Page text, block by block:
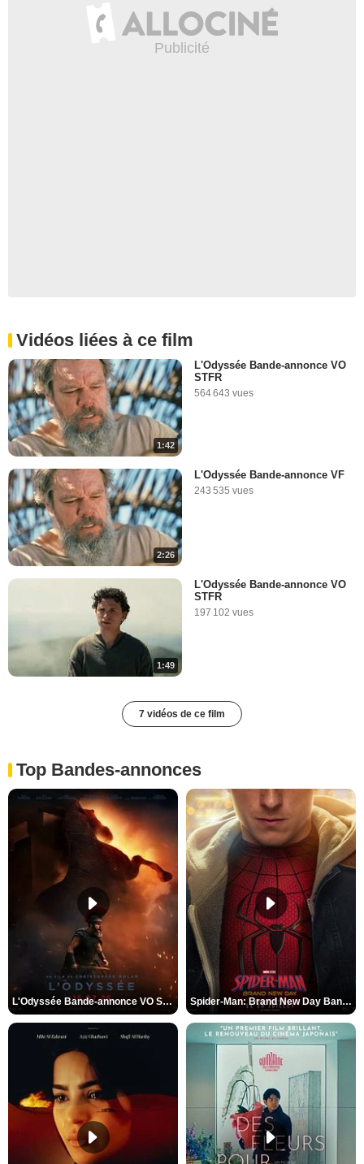
Vidéos liées à ce film
1:42
L'Odyssée Bande-annonce VO
STFR
564 643 vues
2:26
L'Odyssée Bande-annonce VF
243 535 vues
1:49
L'Odyssée Bande-annonce VO
STFR
197 102 vues
7 vidéos de ce film
Top Bandes-annonces
L'Odyssée Bande-annonce VO STFR Spider-Man: Brand New Day Bande-annonce VO STFR